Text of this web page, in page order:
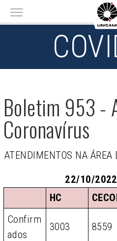
Main menu
Boletim 953 -
Coronavírus
ATENDIMENTOS NA
22/10/
HC
Confirm
ados
3003 8559